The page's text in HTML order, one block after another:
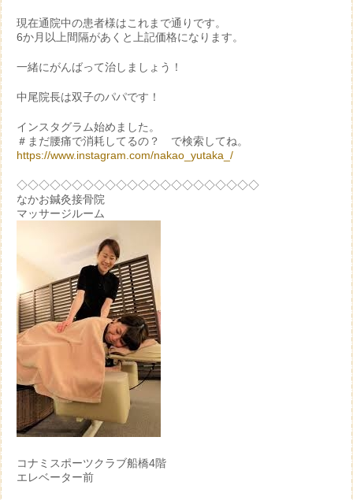
現在通院中の患者様はこれまで通りです。
6か月以上間隔があくと上記価格になります。
一緒にがんばって治しましょう！
中尾院長は双子のパパです！
インスタグラム始めました。
＃まだ腰痛で消耗してるの？ で検索してね。
https://www.instagram.com/nakao_yutaka_/
◇◇◇◇◇◇◇◇◇◇◇◇◇◇◇◇◇◇◇◇◇◇
なかお鍼灸接骨院
マッサージルーム
コナミスポーツクラブ船橋4階
エレベーター前